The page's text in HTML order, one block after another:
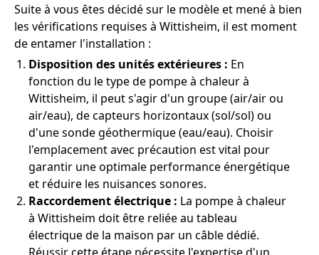
Suite à vous êtes décidé sur le modèle et mené à bien
les vérifications requises à Wittisheim, il est moment
de entamer l'installation :
Disposition des unités extérieures : En
fonction du le type de pompe à chaleur à
Wittisheim, il peut s'agir d'un groupe (air/air ou
air/eau), de capteurs horizontaux (sol/sol) ou
d'une sonde géothermique (eau/eau). Choisir
l'emplacement avec précaution est vital pour
garantir une optimale performance énergétique
et réduire les nuisances sonores.
Raccordement électrique : La pompe à chaleur
à Wittisheim doit être reliée au tableau
électrique de la maison par un câble dédié.
Réussir cette étape nécessite l'expertise d'un